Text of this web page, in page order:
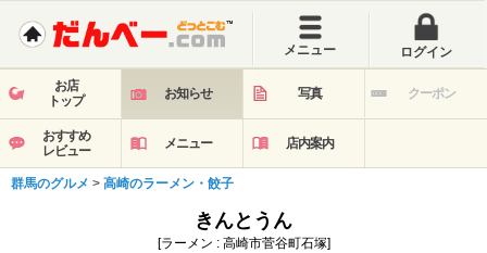
メニュー ログイン
お店
トップ
お知らせ 写真 クーポン
おすすめ
レビュー
メニュー 店内案内
群馬のグルメ > 高崎のラーメン・餃子
きんとうん
[ラーメン : 高崎市菅谷町石塚]